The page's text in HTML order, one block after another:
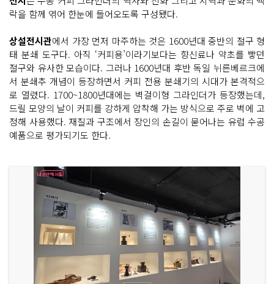
락을 함께 엮어 한눈에 들어오도록 구성됐다.
상설전시관에서 가장 먼저 마주하는 것은 1600년대 중반의 절구 형
태 분쇄 도구다. 아직 ‘커피용’이라기보다는 향신료나 약초를 빻던
절구와 유사한 모습이다. 그러나 1600년대 후반 독일 뉘른베르크에
서 분쇄추 개념이 등장하면서 커피 전용 분쇄기의 시대가 본격적으
로 열렸다. 1700~1800년대에는 벽걸이형 그라인더가 등장했는데,
드릴 모양의 날이 커피를 강하게 압착해 가는 방식으로 주로 벽에 고
정해 사용했다. 재질과 구조에서 장인의 손길이 묻어나는 유럽 수공
예품으로 평가되기도 한다.